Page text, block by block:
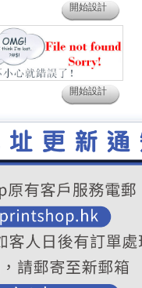
開始設計
開始設計